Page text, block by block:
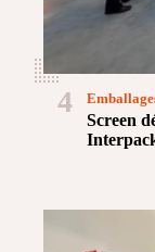
4
Screen